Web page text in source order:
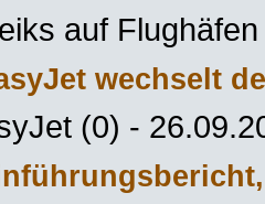
auf
wechselt
(0) -